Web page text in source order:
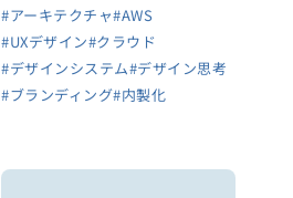
#アーキテクチャ#AWS
#UXデザイン#クラウド
#デザインシステム#デザイン思考
#ブランディング#内製化